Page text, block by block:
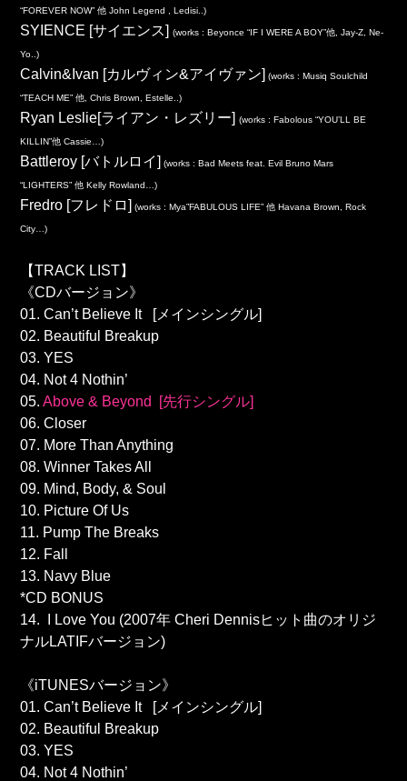
“FOREVER NOW” 他 John Legend , Ledisi..)
SYIENCE [サイエンス](works : Beyonce “IF I WERE A BOY”他, Jay-Z, Ne-
Yo..)
Calvin&Ivan [カルヴィン&アイヴァン] (works : Musiq Soulchild
“TEACH ME” 他, Chris Brown, Estelle..)
Ryan Leslie[ライアン・レズリー](works : Fabolous “YOU’LL BE
KILLIN”他 Cassie…)
Battleroy [バトルロイ] (works : Bad Meets feat. Evil Bruno Mars
“LIGHTERS” 他 Kelly Rowland…)
Fredro [フレドロ] (works : Mya”FABULOUS LIFE” 他 Havana Brown, Rock
City…)
【TRACK LIST】
《CDバージョン》
01. Can’t Believe It [メインシングル]
02. Beautiful Breakup
03. YES
04. Not 4 Nothin’
05.Above & Beyond [先行シングル]
06. Closer
07. More Than Anything
08. Winner Takes All
09. Mind, Body, & Soul
10. Picture Of Us
11. Pump The Breaks
12. Fall
13. Navy Blue
*CD BONUS
14. I Love You (2007年 Cheri Dennisヒット曲のオリジ
ナルLATIFバージョン)
《iTUNESバージョン》
01. Can’t Believe It [メインシングル]
02. Beautiful Breakup
03. YES
04. Not 4 Nothin’